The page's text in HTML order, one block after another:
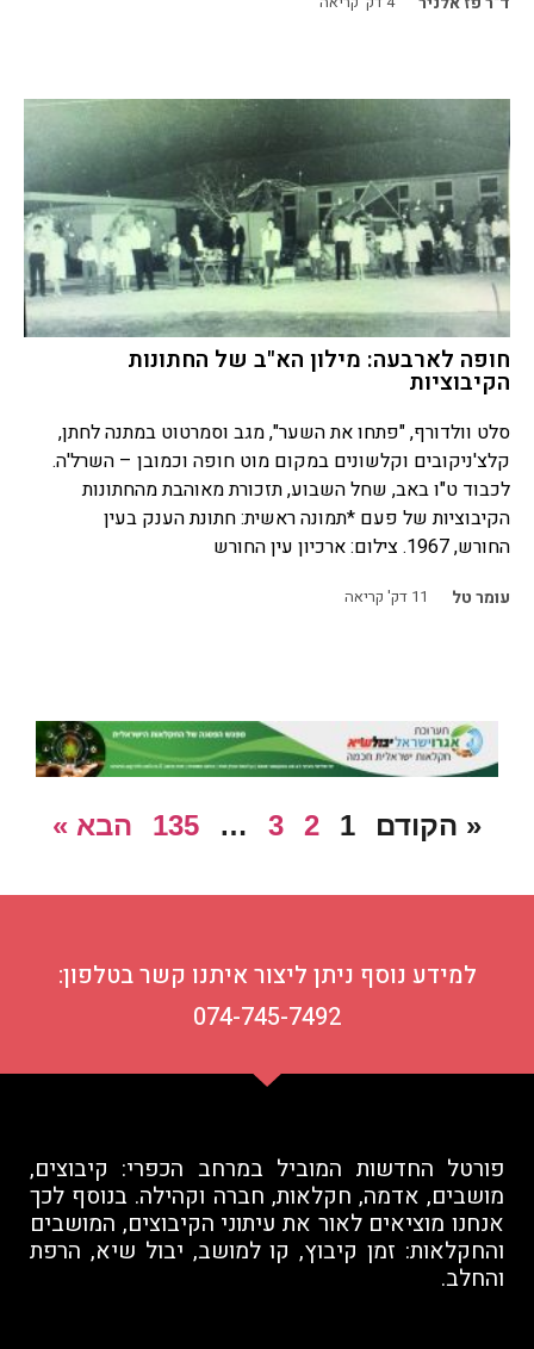
חופה לארבעה: מילון הא"ב של החתונות
הקיבוציות
סלט וולדורף, "פתחו את השער", מגב וסמרטוט במתנה לחתן,
קלצ'ניקובים וקלשונים במקום מוט חופה וכמובן – השרל'ה.
לכבוד ט"ו באב, שחל השבוע, תזכורת מאוהבת מהחתונות
הקיבוציות של פעם *תמונה ראשית: חתונת הענק בעין
החורש, 1967. צילום: ארכיון עין החורש
עומר טל 11 דק' קריאה
« הקודם 1
2
3
…
135 הבא »
למידע נוסף ניתן ליצור איתנו קשר בטלפון:
074-745-7492
פורטל החדשות המוביל במרחב הכפרי: קיבוצים,
מושבים, אדמה, חקלאות, חברה וקהילה. בנוסף לכך
אנחנו מוציאים לאור את עיתוני הקיבוצים, המושבים
והחקלאות: זמן קיבוץ, קו למושב, יבול שיא, הרפת
והחלב.